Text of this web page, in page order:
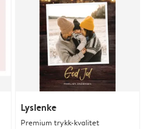
Lyslenke
Premium trykk-kvalitet